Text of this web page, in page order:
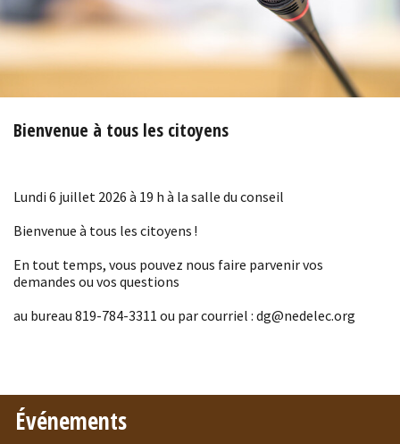
Bienvenue à tous les citoyens
Lundi 6 juillet 2026 à 19 h à la salle du conseil
Bienvenue à tous les citoyens !
En tout temps, vous pouvez nous faire parvenir vos
demandes ou vos questions
au bureau 819-784-3311 ou par courriel : dg@nedelec.org
Événements